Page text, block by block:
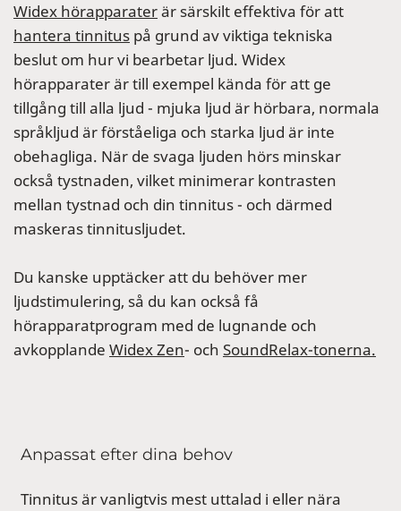
Widex hörapparaterär särskilt effektiva för att
hantera tinnitus på grund av viktiga tekniska
beslut om hur vi bearbetar ljud. Widex
hörapparater är till exempel kända för att ge
tillgång till alla ljud - mjuka ljud är hörbara, normala
språkljud är förståeliga och starka ljud är inte
obehagliga. När de svaga ljuden hörs minskar
också tystnaden, vilket minimerar kontrasten
mellan tystnad och din tinnitus - och därmed
maskeras tinnitusljudet.
Du kanske upptäcker att du behöver mer
ljudstimulering, så du kan också få
hörapparatprogram med de lugnande och
avkopplande Widex Zen- och SoundRelax-tonerna.
Anpassat efter dina behov
Tinnitus är vanligtvis mest uttalad i eller nära